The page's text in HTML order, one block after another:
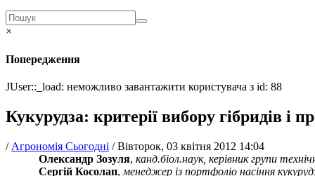
×
Попередження
JUser::_load: неможливо завантажити користувача з id: 88
Кукурудза: критерії вибору гібридів і
/ Агрономія Сьогодні /Вівторок, 03 квітня 2012 14:04
Олександр Зозуля,канд.біол.наук, керівник групи
Сергій Косолап, менеджер із портфоліо насіння